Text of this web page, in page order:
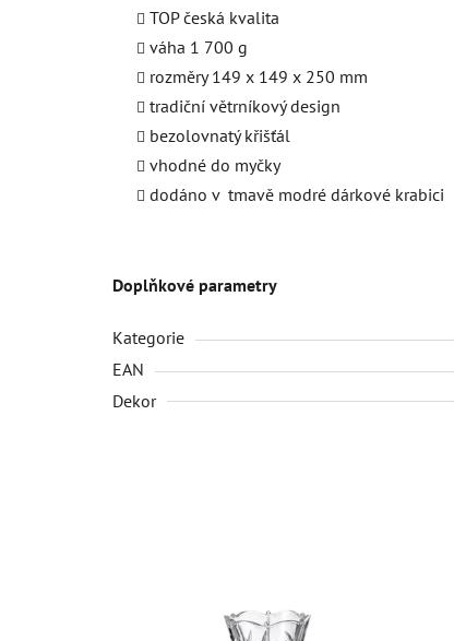
TOP česká kvalita
váha 1 700 g
rozměry 149 x 149 x 250 mm
tradiční větrníkový design
bezolovnatý křišťál
vhodné do myčky
dodáno v tmavě modré dárkové krabici
Doplňkové parametry
Kategorie
EAN
Dekor